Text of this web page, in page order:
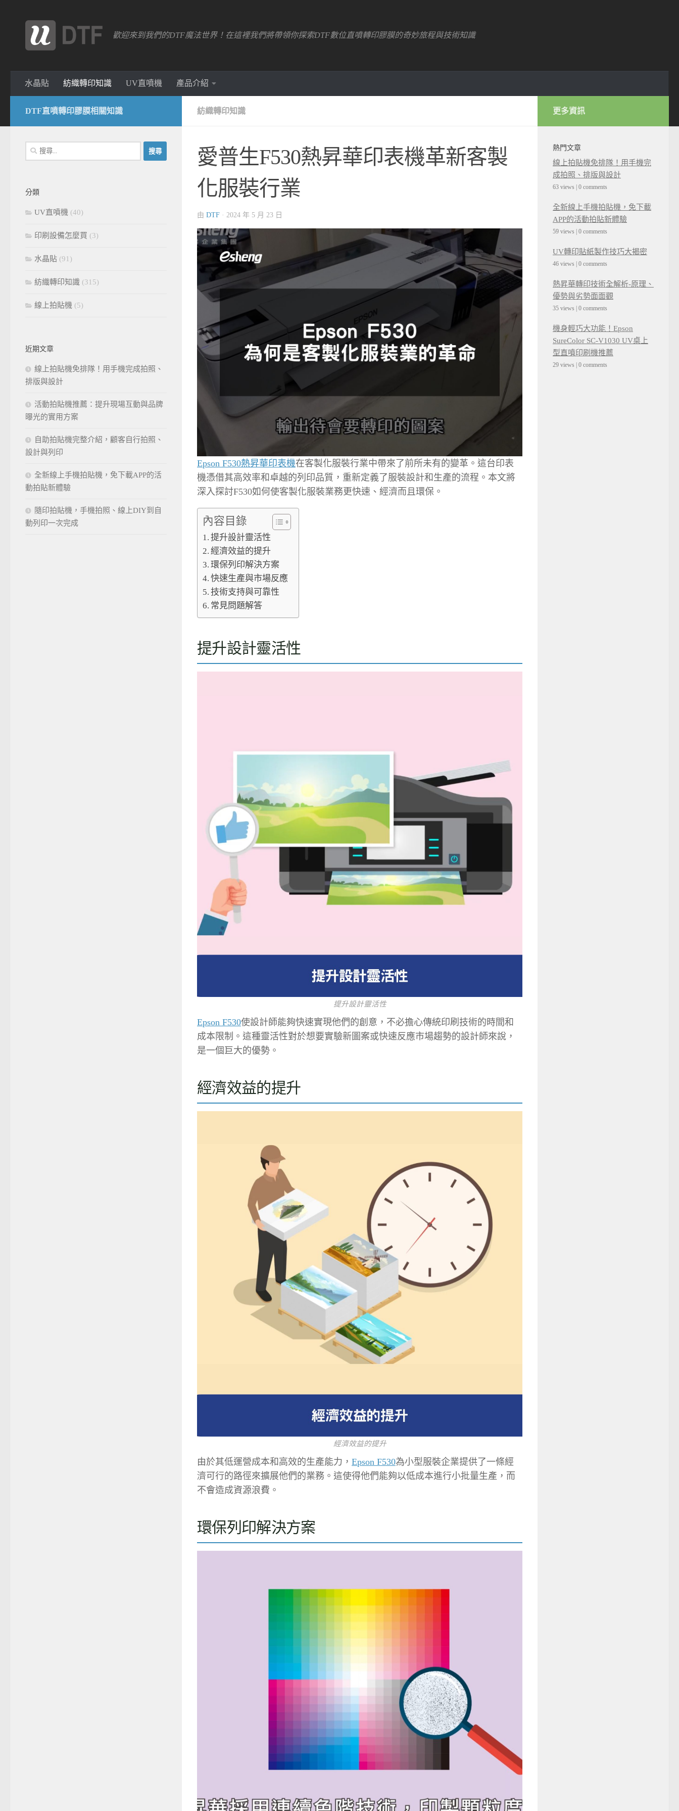
歡迎來到我們的DTF魔法世界！在這裡我們將帶領你探索DTF數位直噴轉印膠膜的奇妙旅程與技術知識
水晶貼 紡織轉印知識 UV直噴機 產品介紹
紡織轉印知識
愛普生F530熱昇華印表機革新客製
化服裝行業
由 DTF · 2024 年 5 月 23 日
Epson F530熱昇華印表機在客製化服裝行業中帶來了前所未有的變革。這台印表
機憑借其高效率和卓越的列印品質，重新定義了服裝設計和生產的流程。本文將
深入探討F530如何使客製化服裝業務更快速、經濟而且環保。
內容目錄
提升設計靈活性
經濟效益的提升
環保列印解決方案
快速生產與市場反應
技術支持與可靠性
常見問題解答
提升設計靈活性
提升設計靈活性
Epson F530使設計師能夠快速實現他們的創意，不必擔心傳統印刷技術的時間和
成本限制。這種靈活性對於想要實驗新圖案或快速反應市場趨勢的設計師來說，
是一個巨大的優勢。
經濟效益的提升
經濟效益的提升
由於其低運營成本和高效的生產能力， Epson F530為小型服裝企業提供了一條經
濟可行的路徑來擴展他們的業務。這使得他們能夠以低成本進行小批量生產，而
不會造成資源浪費。
環保列印解決方案
DTF直噴轉印膠膜相關知識
搜
尋
字:
分類
UV直噴機 (40)
印刷設備怎麼買 (3)
水晶貼 (91)
紡織轉印知識 (315)
線上拍貼機 (5)
近期文章
線上拍貼機免排隊！用手機完成拍照、
排版與設計
活動拍貼機推薦：提升現場互動與品牌
曝光的實用方案
自助拍貼機完整介紹，顧客自行拍照、
設計與列印
全新線上手機拍貼機，免下載APP的活
動拍貼新體驗
隨印拍貼機，手機拍照、線上DIY到自
動列印一次完成
更多資訊
熱門文章
線上拍貼機免排隊！用手機完
成拍照、排版與設計
63 views 0 comments
全新線上手機拍貼機，免下載
APP的活動拍貼新體驗
59 views 0 comments
UV轉印貼紙製作技巧大揭密
46 views 0 comments
熱昇華轉印技術全解析-原理、
優勢與劣勢面面觀
35 views 0 comments
機身輕巧大功能！Epson
SureColor SC-V1030 UV桌上
型直噴印刷機推薦
29 views 0 comments